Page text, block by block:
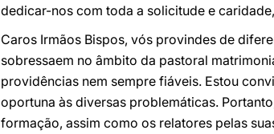
dedicar-nos com toda a solicitude e
Caros Irmãos Bispos, vós provindes de
sobressaem no âmbito da pastoral
providências nem sempre fiáveis. Estou
oportuna às diversas problemáticas.
formação, assim como os relatores pelas